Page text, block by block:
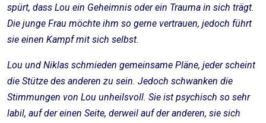
spürt, dass Lou ein Geheimnis oder ein Trauma in sich trägt.
Die junge Frau möchte ihm so gerne vertrauen, jedoch führt
sie einen Kampf mit sich selbst.
Lou und Niklas schmieden gemeinsame Pläne, jeder scheint
die Stütze des anderen zu sein. Jedoch schwanken die
Stimmungen von Lou unheilsvoll. Sie ist psychisch so sehr
labil, auf der einen Seite, derweil auf der anderen, sie sich